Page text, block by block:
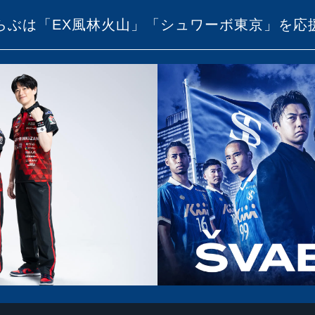
ぶは「EX風林火山」「シュワーボ東京」を応